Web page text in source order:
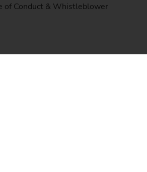
of Conduct & Whistleblower